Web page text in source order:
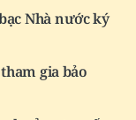
Nhà nước ký
gia bảo